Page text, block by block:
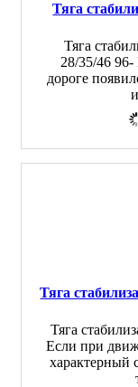
Тяга
Тяга
28/35/46
дороге
Тяга
Тяга
Если при
характерный